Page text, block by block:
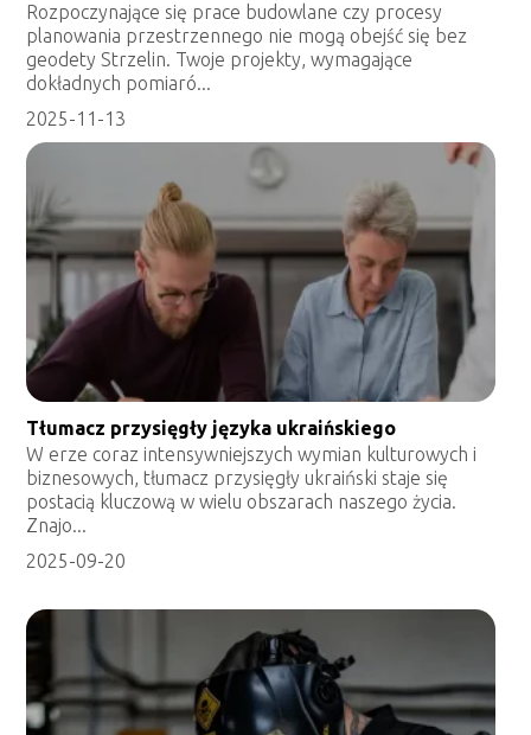
Rozpoczynające się prace budowlane czy procesy
planowania przestrzennego nie mogą obejść się bez
geodety Strzelin. Twoje projekty, wymagające
dokładnych pomiaró...
2025-11-13
Tłumacz przysięgły języka ukraińskiego
W erze coraz intensywniejszych wymian kulturowych i
biznesowych, tłumacz przysięgły ukraiński staje się
postacią kluczową w wielu obszarach naszego życia.
Znajo...
2025-09-20